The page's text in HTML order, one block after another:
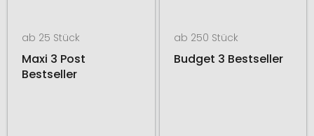
ab 25 Stück
Maxi 3 Post
Bestseller
ab 250 Stück
Budget 3 Bestseller